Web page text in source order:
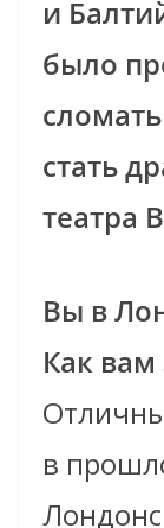
и
было
стать
театра
Вы в
Как вам
в